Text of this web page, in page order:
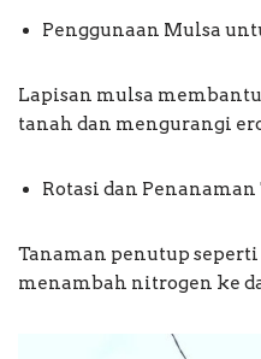
Penggunaan Mulsa
Lapisan mulsa
tanah dan mengurangi
Rotasi dan
Tanaman penutup
menambah nitrogen ke